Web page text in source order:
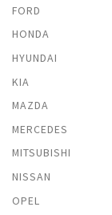
FORD
HONDA
HYUNDAI
KIA
MAZDA
MERCEDES
MITSUBISHI
NISSAN
OPEL